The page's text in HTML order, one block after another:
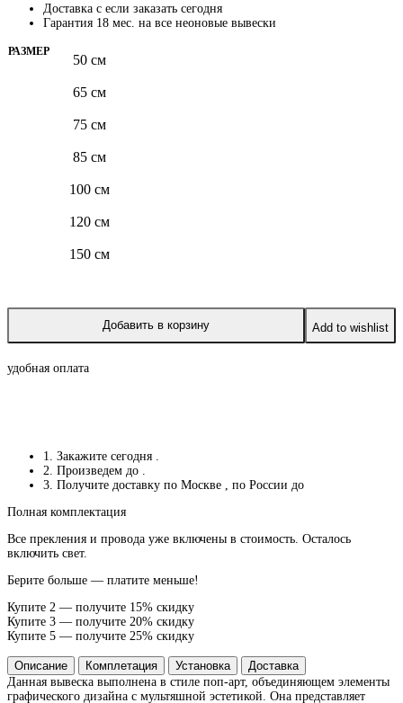
Доставка с если заказать сегодня
Гарантия 18 мес. на все неоновые вывески
РАЗМЕР
50 см
65 см
75 см
85 см
100 см
120 см
150 см
Добавить в корзину Add to wishlist
удобная оплата
1. Закажите сегодня
2. Произведем до
3. Получите доставку по Москве
, по России до
Полная комплектация
Все прекления и провода уже включены в стоимость. Осталось
включить свет.
Берите больше — платите меньше!
Купите 2 — получите 15% скидку
Купите 3 — получите 20% скидку
Купите 5 — получите 25% скидку
Описание Комплетация Установка
Доставка
Данная вывеска выполнена в стиле поп-арт, объединяющем элементы
графического дизайна с мультяшной эстетикой. Она представляет